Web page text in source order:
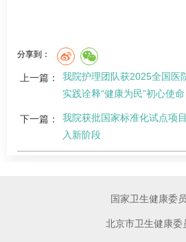
分享到：
上一篇：
我院护理团队获2025全国医
实践诠释“健康为民”初心使命
下一篇：
我院获批国家标准化试点项
入新阶段
国家卫生健康委
北京市卫生健康委